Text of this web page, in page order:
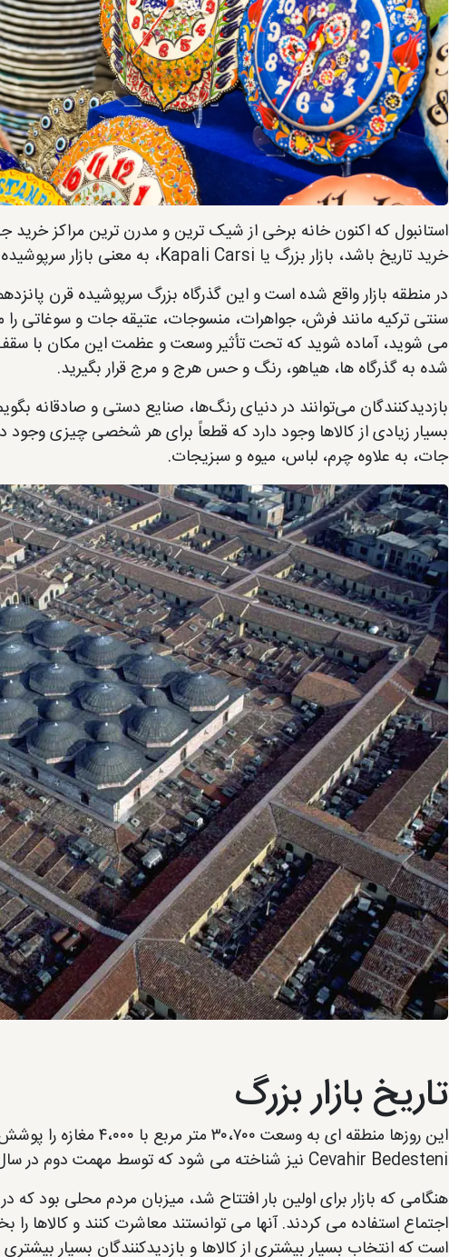
استانبول که اکنون خانه برخی از شیک ترین و مدرن ترین مراکز
خرید تاریخ باشد، بازار بزرگ یا Kapali Carsi، به معنی بازار سرپوشیده در ترکی.
در منطقه بازار واقع شده است و این گذرگاه بزرگ سرپوشیده قرن
سنتی ترکیه مانند فرش، جواهرات، منسوجات، عتیقه جات و سوغاتی را
می شوید، آماده شوید که تحت تأثیر وسعت و عظمت این مکان با سقف
شده به گذرگاه ها، هیاهو، رنگ و حس هرج و مرج قرار بگیرید.
بازدیدکنندگان می‌توانند در دنیای رنگ‌ها، صنایع دستی و صادقانه
بسیار زیادی از کالاها وجود دارد که قطعاً برای هر شخصی چیزی وجود
جات، به علاوه چرم، لباس، میوه و سبزیجات.
تاریخ بازار بزرگ
Cevahir Bedesteni نیز شناخته می شود که توسط مهمت دوم در سال ۱۴۶۱ تکمیل شد.
هنگامی که بازار برای اولین بار افتتاح شد، میزبان مردم محلی بود
اجتماع استفاده می کردند. آنها می توانستند معاشرت کنند و کالاها را
است که انتخاب بسیار بیشتری از کالاها و بازدیدکنندگان بسیار